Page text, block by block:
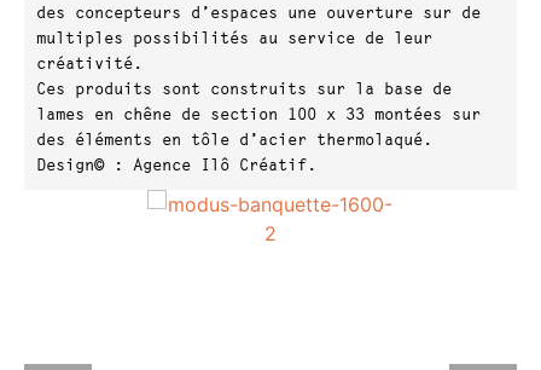
des concepteurs d’espaces une ouverture sur de
multiples possibilités au service de leur
créativité.
Ces produits sont construits sur la base de
lames en chêne de section 100 x 33 montées sur
des éléments en tôle d’acier thermolaqué.
Design© : Agence Ilô Créatif.